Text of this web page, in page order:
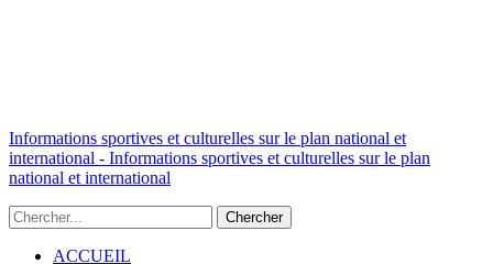
Informations sportives et culturelles sur le plan national et
international - Informations sportives et culturelles sur le plan
national et international
ACCUEIL